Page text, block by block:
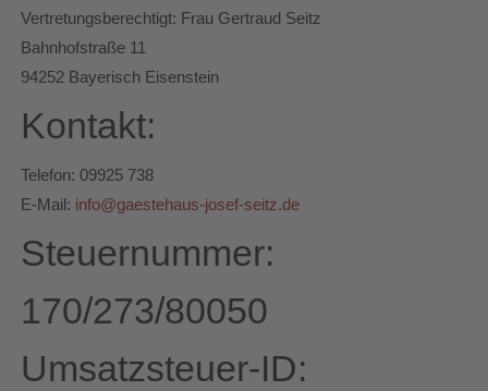
Vertretungsberechtigt: Frau Gertraud Seitz
Bahnhofstraße 11
94252 Bayerisch Eisenstein
Kontakt:
Telefon: 09925 738
E-Mail: info@gaestehaus-josef-seitz.de
Steuernummer:
170/273/80050
Umsatzsteuer-ID: